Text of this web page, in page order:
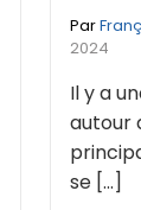
Par
2024
Il y a
autour
se [...]